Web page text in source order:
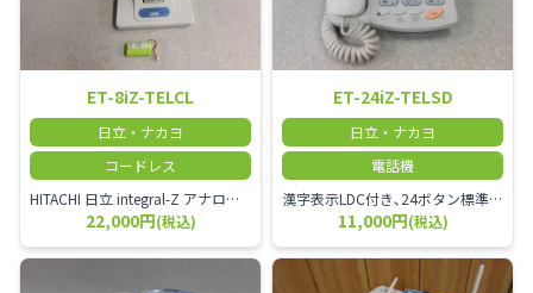
ET-8iZ-TELCL
日立・ナカヨ
コードレス
HITACHI 日立 integral-Z アナログコードレス電話機◆電話機固有の接続制限数ET-8iZ-TELCLは主装置毎に接続数に制限ありSタイプ → 4点Mタイプ → 4点Lタイプ → 4点◆接続可能主装置一覧日立ET-4.10iZ ET-24iZ ET-108iZET-4.10iZ2 ET-24iZ2 ET-108iZ2ナカヨNYC-iZ10 NYC-iZ20 NYC-iZ100NYC-iZ10V2 NYC-iZ20V2 NYC-iZ100V2
22,000円(税込)
ET-24iZ-TELSD
日立・ナカヨ
電話機
漢字表示LDC付き､24ボタン標準電話機
11,000円(税込)